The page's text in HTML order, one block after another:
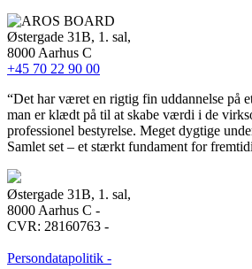
Østergade 31B, 1. sal,
8000 Aarhus C
+45 70 22 90 00
“Det har været en rigtig fin uddannelse på
man er klædt på til at skabe værdi i de
professionel bestyrelse. Meget dygtige
Samlet set – et stærkt fundament for
Østergade 31B, 1. sal,
8000 Aarhus C -
CVR: 28160763 -
Persondatapolitik -